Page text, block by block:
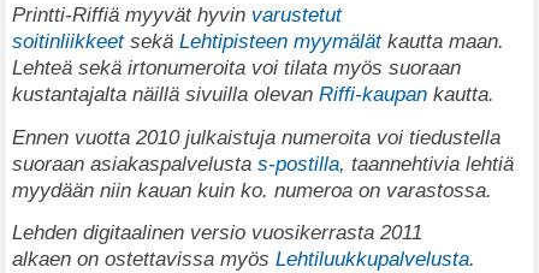
Printti-Riffiä myyvät hyvin varustetut
soitinliikkeet sekä Lehtipisteen myymälätkautta maan.
Lehteä sekä irtonumeroita voi tilata myös suoraan
kustantajalta näillä sivuilla olevan Riffi-kaupan kautta.
Ennen vuotta 2010 julkaistuja numeroita voi tiedustella
suoraan asiakaspalvelusta s-postilla, taannehtivia lehtiä
myydään niin kauan kuin ko. numeroa on varastossa.
Lehden digitaalinen versio vuosikerrasta 2011
alkaen on ostettavissa myös Lehtiluukkupalvelusta.